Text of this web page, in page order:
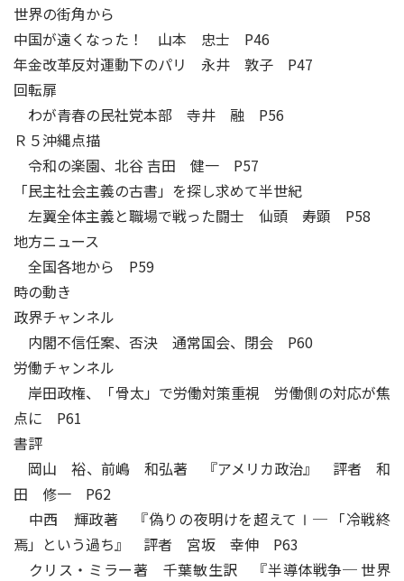
世界の街角から
中国が遠くなった！ 山本 忠士 P46
年金改革反対運動下のパリ 永井 敦子 P47
回転扉
わが青春の民社党本部 寺井 融 P56
Ｒ５沖縄点描
令和の楽園、北谷 吉田 健一 P57
「民主社会主義の古書」を探し求めて半世紀
左翼全体主義と職場で戦った闘士 仙頭 寿顕 P58
地方ニュース
全国各地から P59
時の動き
政界チャンネル
内閣不信任案、否決 通常国会、閉会 P60
労働チャンネル
岸田政権、「骨太」で労働対策重視 労働側の対応が焦
点に P61
書評
岡山 裕、前嶋 和弘著 『アメリカ政治』 評者 和
田 修一 P62
中西 輝政著 『偽りの夜明けを超えてⅠ─ 「冷戦終
焉」という過ち』 評者 宮坂 幸伸 P63
クリス・ミラー著 千葉敏生訳 『半導体戦争─ 世界